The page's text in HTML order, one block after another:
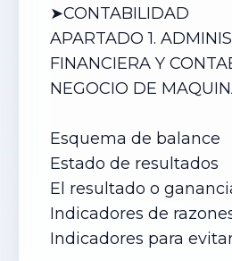
➤CONTABILIDAD
APARTADO 1.
FINANCIERA Y
NEGOCIO DE
Esquema de balance
Estado de resultados
El resultado o
Indicadores de
Indicadores para